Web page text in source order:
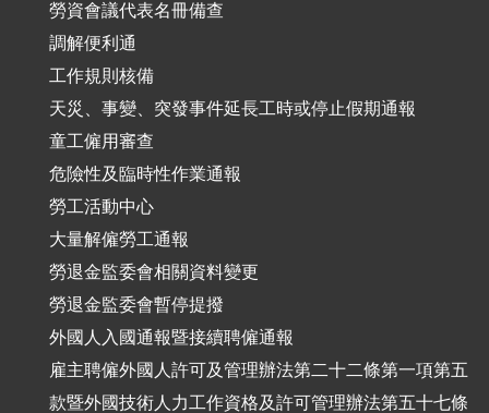
勞資會議代表名冊備查
調解便利通
工作規則核備
天災、事變、突發事件延長工時或停止假期通報
童工僱用審查
危險性及臨時性作業通報
勞工活動中心
大量解僱勞工通報
勞退金監委會相關資料變更
勞退金監委會暫停提撥
外國人入國通報暨接續聘僱通報
雇主聘僱外國人許可及管理辦法第二十二條第一項第五
款暨外國技術人力工作資格及許可管理辦法第五十七條